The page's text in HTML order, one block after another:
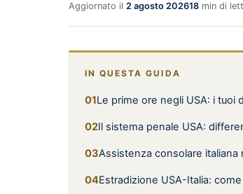
Aggiornato il 2 agosto 202618 min di
IN QUESTA GUIDA
Le prime ore negli USA: i tuoi
Il sistema penale USA:
Assistenza consolare italiana
Estradizione USA-Italia: